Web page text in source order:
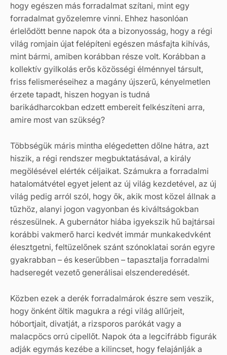
hogy egészen más forradalmat szítani, mint egy
forradalmat győzelemre vinni. Ehhez hasonlóan
érlelődött benne napok óta a bizonyosság, hogy a régi
világ romjain újat felépíteni egészen másfajta kihívás,
mint bármi, amiben korábban része volt. Korábban a
kollektív gyilkolás erős közösségi élménnyel társult,
friss felismeréseihez a magány újszerű, kényelmetlen
érzete tapadt, hiszen hogyan is tudná
barikádharcokban edzett embereit felkészíteni arra,
amire most van szükség?
Többségük máris mintha elégedetten dőlne hátra, azt
hiszik, a régi rendszer megbuktatásával, a király
megölésével elérték céljaikat. Számukra a forradalmi
hatalomátvétel egyet jelent az új világ kezdetével, az új
világ pedig arról szól, hogy ők, akik most közel állnak a
tűzhöz, alanyi jogon vagyonban és kiváltságokban
részesülnek. A gubernátor hiába igyekszik hű bajtársai
korábbi vakmerő harci kedvét immár munkakedvként
élesztgetni, feltüzelőnek szánt szónoklatai során egyre
gyakrabban – és keserűbben – tapasztalja forradalmi
hadseregét vezető generálisai elszenderedését.
Közben ezek a derék forradalmárok észre sem veszik,
hogy önként öltik magukra a régi világ allűrjeit,
hóbortjait, divatját, a rizsporos parókát vagy a
malacpöcs orrú cipellőt. Napok óta a legcifrább figurák
adják egymás kezébe a kilincset, hogy felajánlják a